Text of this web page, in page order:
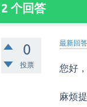
2 个回答
0
投票
最新回答
您好，
麻烦